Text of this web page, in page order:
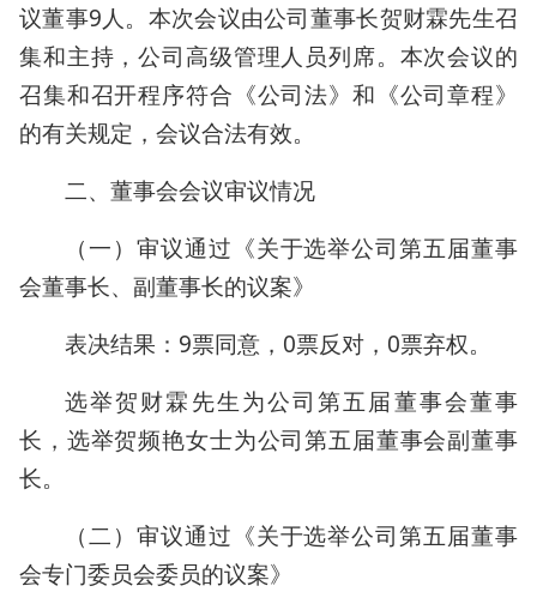
议董事9人。本次会议由公司董事长贺财霖先生召
集和主持，公司高级管理人员列席。本次会议的
召集和召开程序符合《公司法》和《公司章程》
的有关规定，会议合法有效。
二、董事会会议审议情况
（一）审议通过《关于选举公司第五届董事
会董事长、副董事长的议案》
表决结果：9票同意，0票反对，0票弃权。
选举贺财霖先生为公司第五届董事会董事
长，选举贺频艳女士为公司第五届董事会副董事
长。
（二）审议通过《关于选举公司第五届董事
会专门委员会委员的议案》